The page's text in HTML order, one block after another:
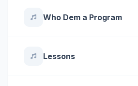
Who Dem a Program
Lessons